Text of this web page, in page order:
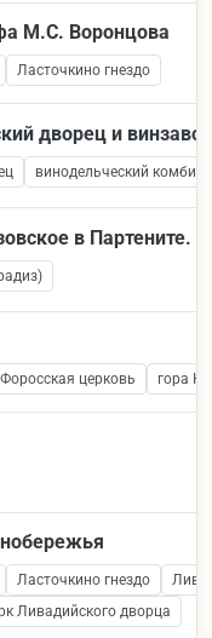
М.С. Воронцова
Ласточкино гнездо
дворец и
винодельческий
в Партените.
Форосская церковь гора
Ласточкино гнездо
Ливадийского дворца